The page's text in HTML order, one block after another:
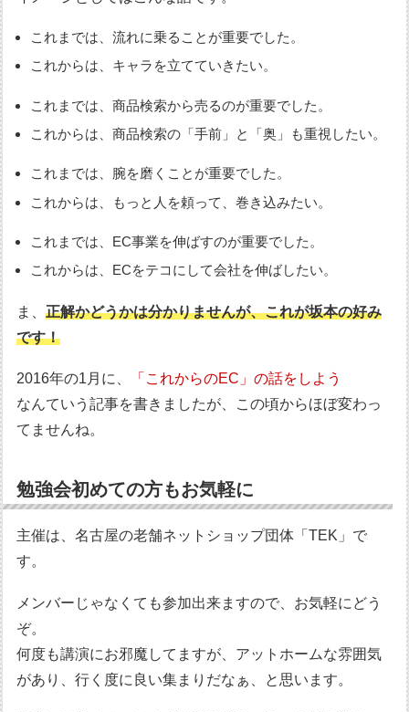
これまでは、流れに乗ることが重要でした。
これからは、キャラを立てていきたい。
これまでは、商品検索から売るのが重要でした。
これからは、商品検索の「手前」と「奥」も重視したい。
これまでは、腕を磨くことが重要でした。
これからは、もっと人を頼って、巻き込みたい。
これまでは、EC事業を伸ばすのが重要でした。
これからは、ECをテコにして会社を伸ばしたい。
ま、正解かどうかは分かりませんが、これが坂本の好み
です！
2016年の1月に、
「これからのEC」の話をしよう
なんていう記事を書きましたが、この頃からほぼ変わっ
てませんね。
勉強会初めての方もお気軽に
主催は、名古屋の老舗ネットショップ団体「TEK」で
す。
メンバーじゃなくても参加出来ますので、お気軽にどう
ぞ。
何度も講演にお邪魔してますが、アットホームな雰囲気
があり、行く度に良い集まりだなぁ、と思います。